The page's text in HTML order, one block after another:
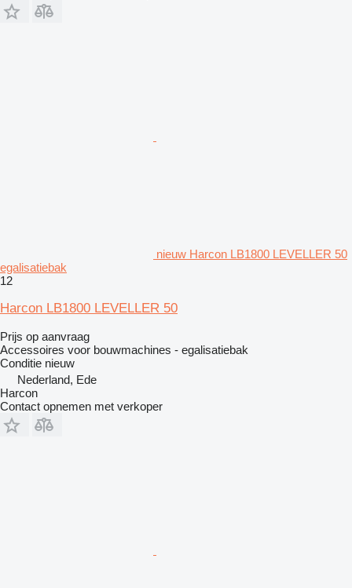
nieuw Harcon LB1800 LEVELLER 50
egalisatiebak
12
Harcon LB1800 LEVELLER 50
Prijs op aanvraag
Accessoires voor bouwmachines - egalisatiebak
Conditie nieuw
Nederland, Ede
Harcon
Contact opnemen met verkoper